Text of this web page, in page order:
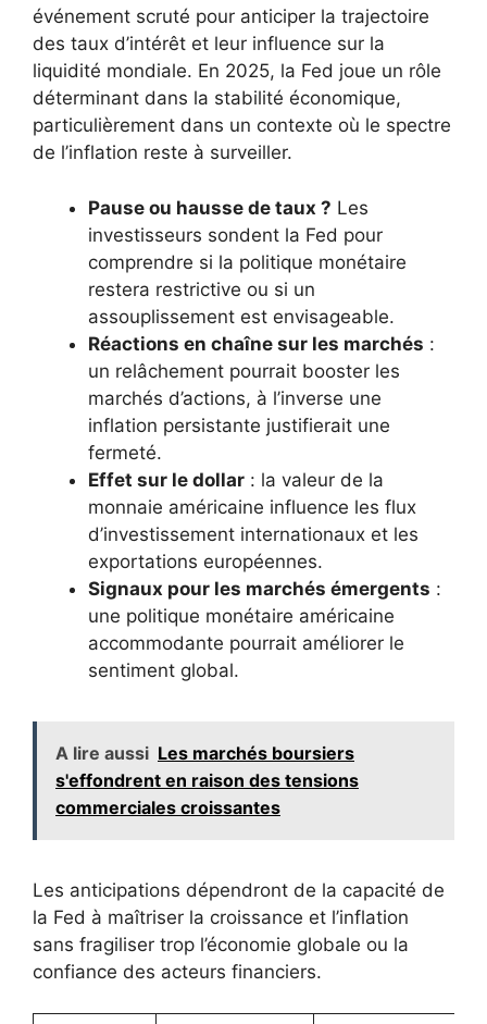
événement scruté pour anticiper la trajectoire
des taux d’intérêt et leur influence sur la
liquidité mondiale. En 2025, la Fed joue un rôle
déterminant dans la stabilité économique,
particulièrement dans un contexte où le spectre
de l’inflation reste à surveiller.
Pause ou hausse de taux ? Les
investisseurs sondent la Fed pour
comprendre si la politique monétaire
restera restrictive ou si un
assouplissement est envisageable.
Réactions en chaîne sur les marchés :
un relâchement pourrait booster les
marchés d’actions, à l’inverse une
inflation persistante justifierait une
fermeté.
Effet sur le dollar : la valeur de la
monnaie américaine influence les flux
d’investissement internationaux et les
exportations européennes.
Signaux pour les marchés émergents :
une politique monétaire américaine
accommodante pourrait améliorer le
sentiment global.
A lire aussi Les marchés boursiers
s'effondrent en raison des tensions
commerciales croissantes
Les anticipations dépendront de la capacité de
la Fed à maîtriser la croissance et l’inflation
sans fragiliser trop l’économie globale ou la
confiance des acteurs financiers.